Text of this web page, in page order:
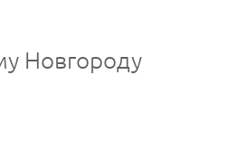
Новгороду